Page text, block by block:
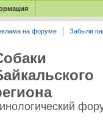
на форуме Забыли